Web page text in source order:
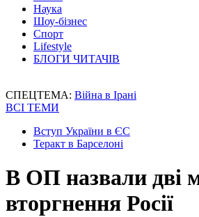
Наука
Шоу-бізнес
Спорт
Lifestyle
БЛОГИ ЧИТАЧІВ
СПЕЦТЕМА: Війна в Ірані
ВСІ ТЕМИ
Вступ України в ЄС
Теракт в Барселоні
В ОП назвали дві
вторгнення Росії